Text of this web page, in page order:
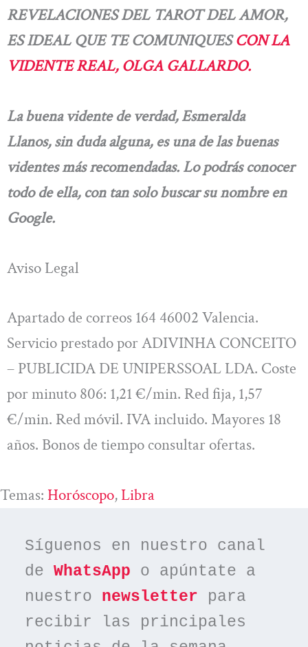
REVELACIONES DEL TAROT DEL AMOR,
ES IDEAL QUE TE COMUNIQUESCON LA
VIDENTE REAL, OLGA GALLARDO.
La buena vidente de verdad, Esmeralda
Llanos, sin duda alguna, es una de las buenas
videntes más recomendadas. Lo podrás conocer
todo de ella, con tan solo buscar su nombre en
Google.
Aviso Legal
Apartado de correos 164 46002 Valencia.
Servicio prestado por ADIVINHA CONCEITO
– PUBLICIDA DE UNIPERSSOAL LDA. Coste
por minuto 806: 1,21 €/min. Red fija, 1,57
€/min. Red móvil. IVA incluido. Mayores 18
años. Bonos de tiempo consultar ofertas.
Temas: Horóscopo, Libra
Síguenos en nuestro canal
de WhatsApp o apúntate a
nuestro newsletter para
recibir las principales